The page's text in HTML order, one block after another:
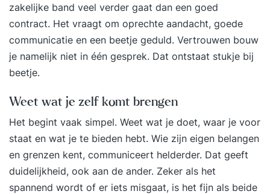
zakelijke band veel verder gaat dan een goed
contract. Het vraagt om oprechte aandacht, goede
communicatie en een beetje geduld. Vertrouwen bouw
je namelijk niet in één gesprek. Dat ontstaat stukje bij
beetje.
Weet wat je zelf komt brengen
Het begint vaak simpel. Weet wat je doet, waar je voor
staat en wat je te bieden hebt. Wie zijn eigen belangen
en grenzen kent, communiceert helderder. Dat geeft
duidelijkheid, ook aan de ander. Zeker als het
spannend wordt of er iets misgaat, is het fijn als beide